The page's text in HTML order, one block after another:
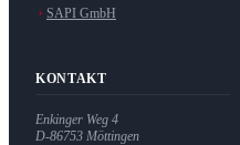
SAPI GmbH
KONTAKT
Enkinger Weg 4
D-86753 Möttingen